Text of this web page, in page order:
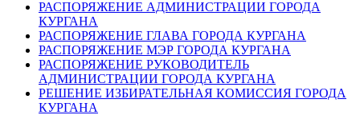
РАСПОРЯЖЕНИЕ АДМИНИСТРАЦИИ ГОРОДА
КУРГАНА
РАСПОРЯЖЕНИЕ ГЛАВА ГОРОДА КУРГАНА
РАСПОРЯЖЕНИЕ МЭР ГОРОДА КУРГАНА
РАСПОРЯЖЕНИЕ РУКОВОДИТЕЛЬ
АДМИНИСТРАЦИИ ГОРОДА КУРГАНА
РЕШЕНИЕ ИЗБИРАТЕЛЬНАЯ КОМИССИЯ ГОРОДА
КУРГАНА